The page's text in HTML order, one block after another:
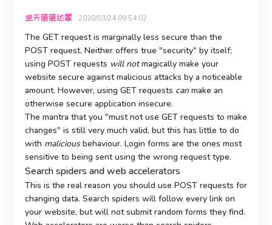
逆天蛋蛋达蒙 2020/03/24 09:54:02
The GET request is marginally less secure than the
POST request. Neither offers true "security" by itself;
using POST requests will notmagically make your
website secure against malicious attacks by a noticeable
amount. However, using GET requests canmake an
otherwise secure application insecure.
The mantra that you "must not use GET requests to make
changes" is still very much valid, but this has little to do
with maliciousbehaviour. Login forms are the ones most
sensitive to being sent using the wrong request type.
Search spiders and web accelerators
This is the real reason you should use POST requests for
changing data. Search spiders will follow every link on
your website, but will not submit random forms they find.